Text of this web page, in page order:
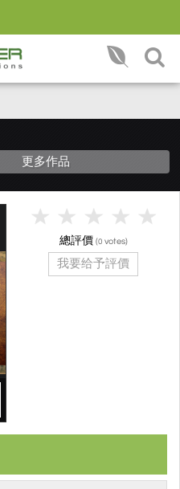
更多作品
總評價 (0 votes)
我要给予評價